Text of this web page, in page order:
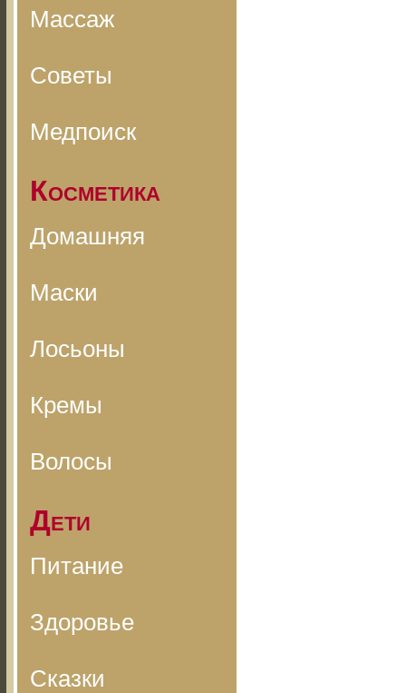
Массаж
Советы
Медпоиск
Косметика
Домашняя
Маски
Лосьоны
Кремы
Волосы
Дети
Питание
Здоровье
Сказки